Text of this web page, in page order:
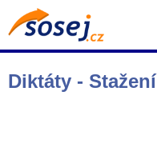
Diktáty - Stažení